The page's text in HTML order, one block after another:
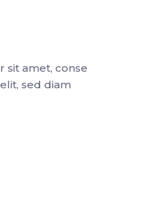
sit amet, conse
sed diam